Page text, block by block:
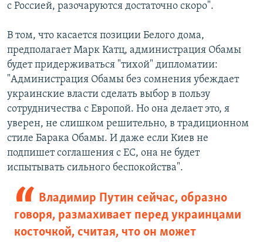
с Россией, разочаруются достаточно скоро".
В том, что касается позиции Белого дома,
предполагает Марк Катц, администрация Обамы
будет придерживаться "тихой" дипломатии:
"Администрация Обамы без сомнения убеждает
украинские власти сделать выбор в пользу
сотрудничества с Европой. Но она делает это, я
уверен, не слишком решительно, в традиционном
стиле Барака Обамы. И даже если Киев не
подпишет соглашения с ЕС, она не будет
испытывать сильного беспокойства".
Владимир Путин сейчас, образно
говоря, размахивает перед украинцами
косточкой, считая, что он может